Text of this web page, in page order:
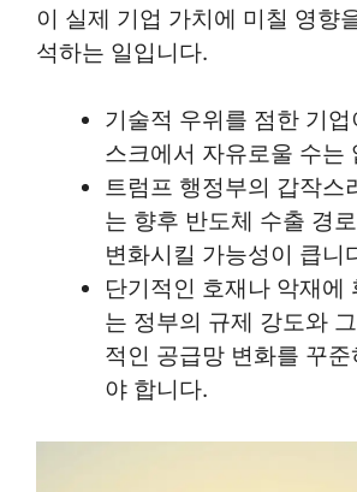
이 실제 기업 가치에 미칠 영향
석하는 일입니다.
기술적 우위를 점한 기
스크에서 자유로울 수는
트럼프 행정부의 갑작스
는 향후 반도체 수출 경
변화시킬 가능성이 큽니
단기적인 호재나 악재에
는 정부의 규제 강도와
적인 공급망 변화를 꾸
야 합니다.